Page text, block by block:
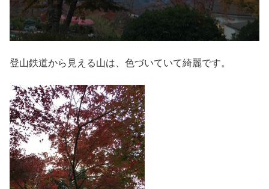
登山鉄道から見える山は、色づいていて綺麗です。